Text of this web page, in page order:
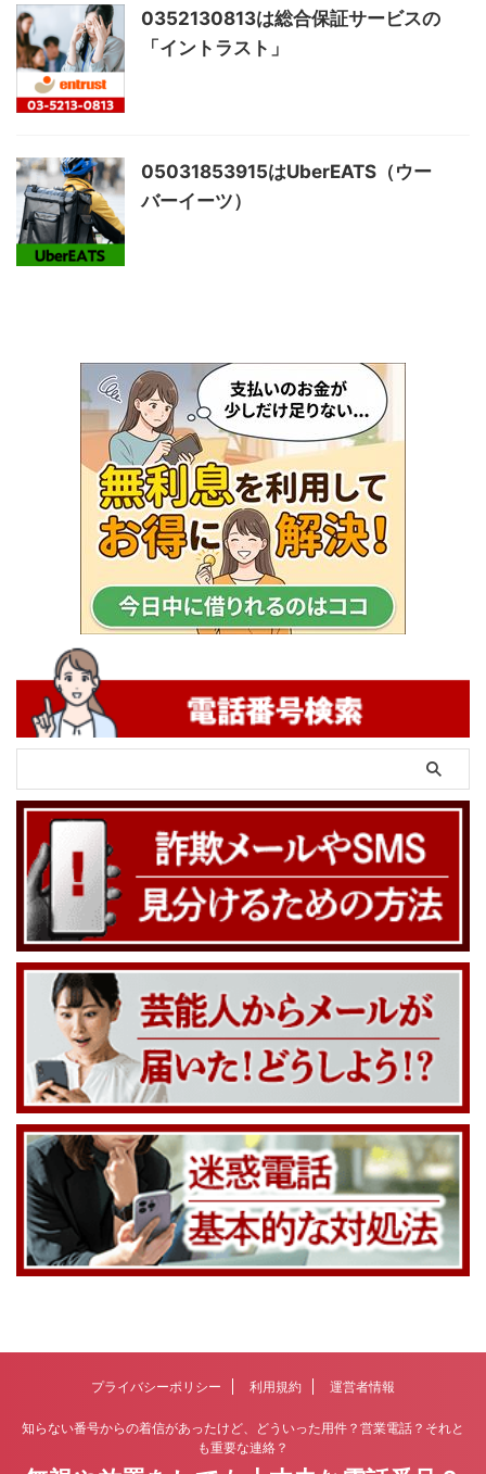
0352130813は総合保証サービスの
「イントラスト」
05031853915はUberEATS（ウー
バーイーツ）
プライバシーポリシー 利用規約 運営者情報
知らない番号からの着信があったけど、どういった用件？営業電話？それと
も重要な連絡？